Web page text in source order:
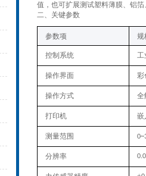
值，也可扩展测试塑料薄膜、铝
‌二、关键参数
‌参数项‌ 规
控制系统 工
操作界面 彩
操作方式 全
打印机 嵌
测量范围
分辨率